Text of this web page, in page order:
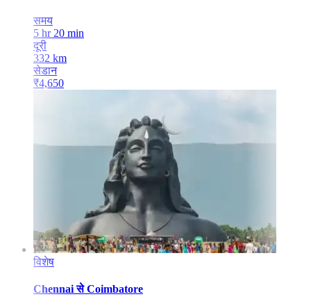
समय
5 hr 20 min
दूरी
332 km
सेडान
₹4,650
विशेष
Chennai से Coimbatore